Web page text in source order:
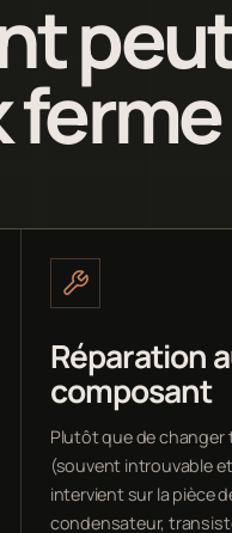
Réparation
composant
Plutôt que de changer
(souvent introuvable
intervient sur la pièce
condensateur,